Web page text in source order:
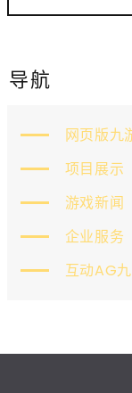
导航
网页版九
项目展示
游戏新闻
企业服务
互动AG